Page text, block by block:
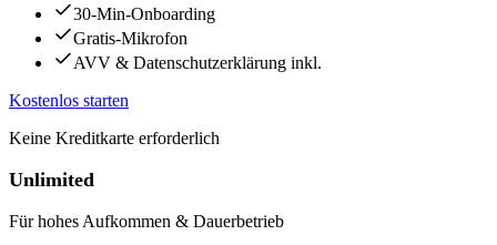
30-Min-Onboarding
Gratis-Mikrofon
AVV & Datenschutzerklärung inkl.
Kostenlos starten
Keine Kreditkarte erforderlich
Unlimited
Für hohes Aufkommen & Dauerbetrieb